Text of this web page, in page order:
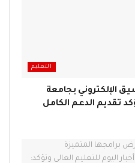
التعليم
الإلكتروني بجامعة
تقديم الدعم الكامل